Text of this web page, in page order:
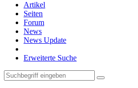
Artikel
Seiten
Forum
News
News Update
Erweiterte Suche